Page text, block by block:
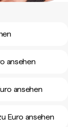
ansehen
ansehen
Euro ansehen